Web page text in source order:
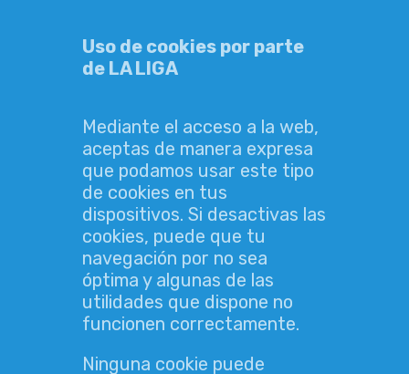
Uso de cookies por parte
de LA LIGA
Mediante el acceso a la web,
aceptas de manera expresa
que podamos usar este tipo
de cookies en tus
dispositivos. Si desactivas las
cookies, puede que tu
navegación por no sea
óptima y algunas de las
utilidades que dispone no
funcionen correctamente.
Ninguna cookie puede